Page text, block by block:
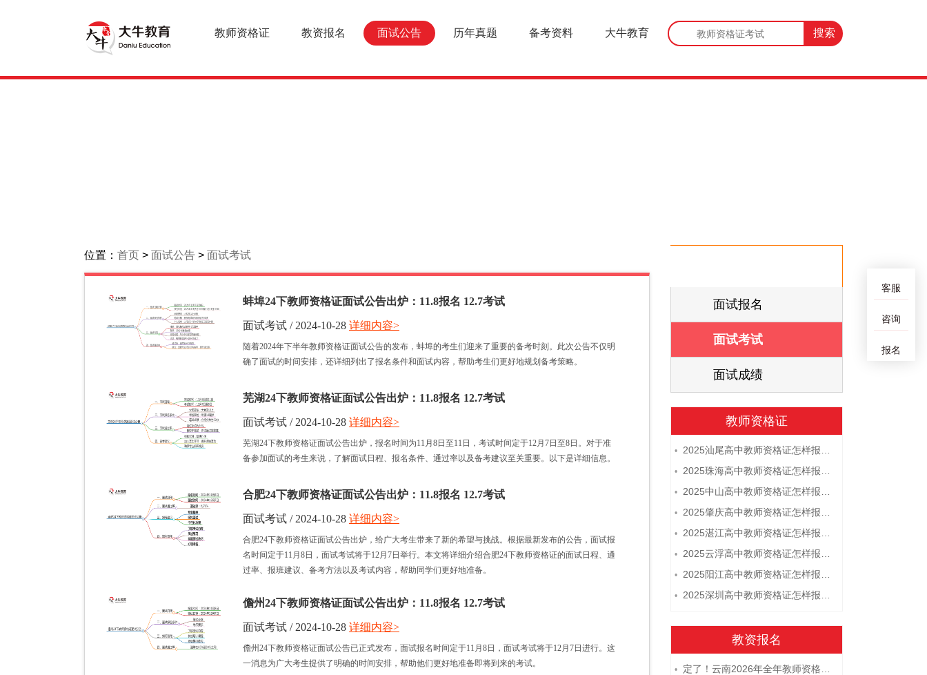
教师资格证 教资报名 面试公告 历年真题 备考资料 大牛教育
位置： 首页 > 面试公告 > 面试考试
蚌埠24下教师资格证面试公告出炉：11.8报名 12.7考试
面试考试 / 2024-10-28
随着2024年下半年教师资格证面试公告的发布，蚌埠的考生们迎来了重要的备考时刻。此次公告不仅明
确了面试的时间安排，还详细列出了报名条件和面试内容，帮助考生们更好地规划备考策略。
详细内容>
芜湖24下教师资格证面试公告出炉：11.8报名 12.7考试
面试考试 / 2024-10-28
芜湖24下教师资格证面试公告出炉，报名时间为11月8日至11日，考试时间定于12月7日至8日。对于准
备参加面试的考生来说，了解面试日程、报名条件、通过率以及备考建议至关重要。以下是详细信息。
详细内容>
合肥24下教师资格证面试公告出炉：11.8报名 12.7考试
面试考试 / 2024-10-28
合肥24下教师资格证面试公告出炉，给广大考生带来了新的希望与挑战。根据最新发布的公告，面试报
名时间定于11月8日，面试考试将于12月7日举行。本文将详细介绍合肥24下教师资格证的面试日程、通
过率、报班建议、备考方法以及考试内容，帮助同学们更好地准备。
详细内容>
儋州24下教师资格证面试公告出炉：11.8报名 12.7考试
面试考试 / 2024-10-28
儋州24下教师资格证面试公告已正式发布，面试报名时间定于11月8日，面试考试将于12月7日进行。这
一消息为广大考生提供了明确的时间安排，帮助他们更好地准备即将到来的考试。
详细内容>
面试报名
面试考试
面试考试
面试成绩
教师资格证
• 2025汕尾高中教师资格证怎样报名 附流程
• 2025珠海高中教师资格证怎样报名 附流程
• 2025中山高中教师资格证怎样报名 附流程
• 2025肇庆高中教师资格证怎样报名 附流程
• 2025湛江高中教师资格证怎样报名 附流程
• 2025云浮高中教师资格证怎样报名 附流程
• 2025阳江高中教师资格证怎样报名 附流程
• 2025深圳高中教师资格证怎样报名 附流程
教资报名
• 定了！云南2026年全年教师资格证考试日程大公开！
客服
咨询
报名